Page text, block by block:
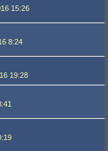
15:26
8:24
19:28